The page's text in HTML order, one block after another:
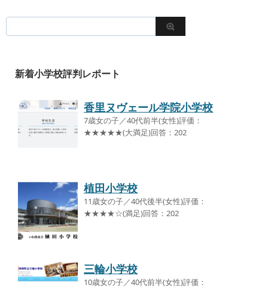
新着小学校評判レポート
香里ヌヴェール学院小学校
7歳女の子／40代前半(女性)評価：
★★★★★(大満足)回答：202
植田小学校
11歳女の子／40代後半(女性)評価：
★★★★☆(満足)回答：202
三輪小学校
10歳女の子／40代前半(女性)評価：